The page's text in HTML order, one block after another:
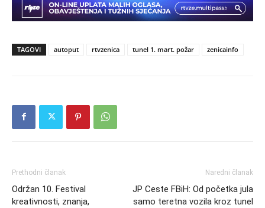
TAGOVI autoput rtvzenica tunel 1. mart. požar zenicainfo
Prethodni članak
Održan 10. Festival
kreativnosti, znanja,
Naredni članak
JP Ceste FBiH: Od početka jula
samo teretna vozila kroz tunel